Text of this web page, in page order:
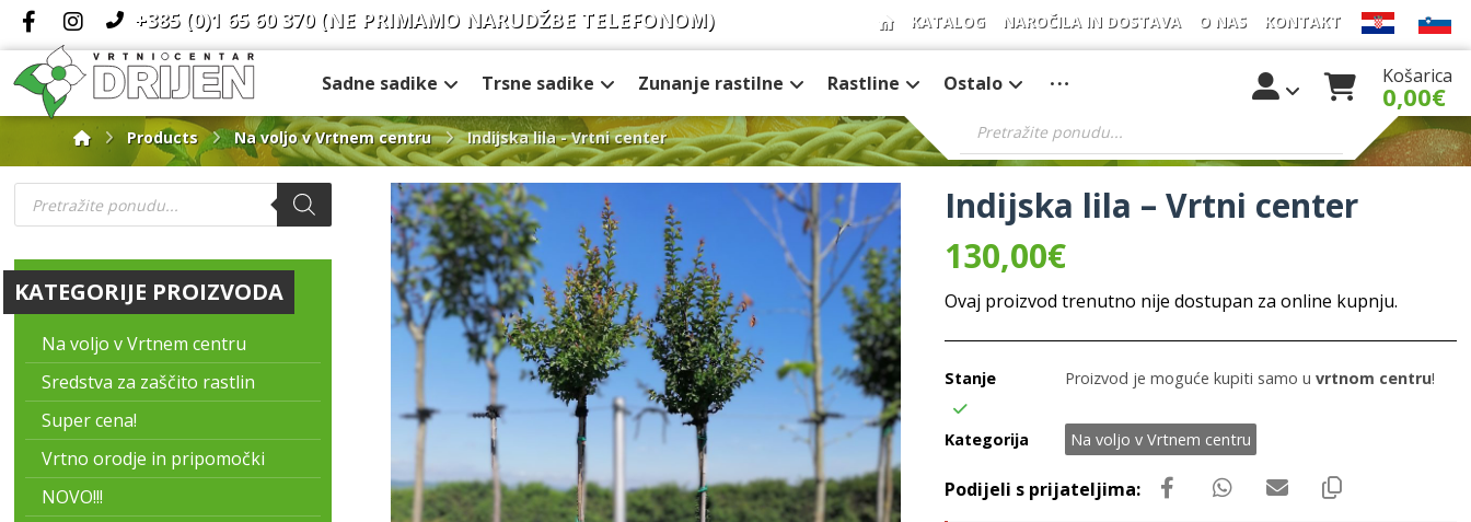
+385 (0)1 65 60 370 (NE PRIMAMO NARUDŽBE TELEFONOM) KATALOG NAROČILA IN DOSTAVA O NAS KONTAKT
Sadne sadike Trsne sadike Zunanje rastilne Rastline Ostalo Košarica
0,00€
Products Na voljo v Vrtnem centru Indijska lila - Vrtni center
Indijska lila – Vrtni center
130,00€
Ovaj proizvod trenutno nije dostupan za online kupnju.
Stanje Proizvod je moguće kupiti samo u vrtnom centru!
Kategorija Na voljo v Vrtnem centru
KATEGORIJE PROIZVODA
Na voljo v Vrtnem centru
Sredstva za zaščito rastlin
Super cena!
Vrtno orodje in pripomočki
NOVO!!!